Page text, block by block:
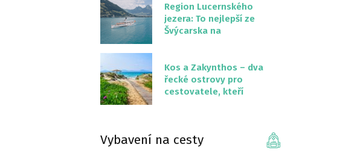
Region Lucernského
jezera: To nejlepší ze
Švýcarska na
Kos a Zakynthos – dva
řecké ostrovy pro
cestovatele, kteří
Vybavení na cesty